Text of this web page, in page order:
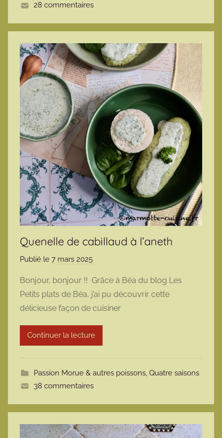
e
28 commentaires
Quenelle de cabillaud à l’aneth
Publié le 7 mars 2025
r
m
a
r
m
t
e
Bonjour, bonjour !! Grâce à Béa du blog Les
Petits plats de Béa, j’ai pu découvrir cette
délicieuse façon de cuisiner
Continuer la lecture
Passion Morue & autres poissons, Quatre saisons
38 commentaires